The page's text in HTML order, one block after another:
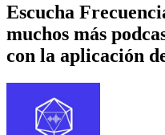
Escucha
muchos más
con la aplicación